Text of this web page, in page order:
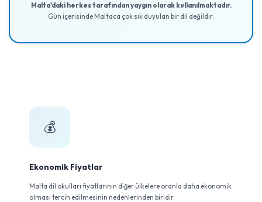
Malta'daki herkes tarafından yaygın olarak kullanılmaktadır.
Gün içerisinde Maltaca çok sık duyulan bir dil değildir.
💰
Ekonomik Fiyatlar
Malta dil okulları fiyatlarının diğer ülkelere oranla daha ekonomik
olması tercih edilmesinin nedenlerinden biridir.